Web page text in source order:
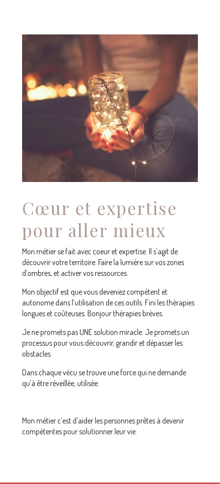
Cœur et expertise
pour aller mieux
Mon métier se fait avec coeur et expertise. Il s’agit de
découvrir votre territoire. Faire la lumière sur vos zones
d’ombres, et activer vos ressources.
Mon objectif est que vous deveniez compétent et
autonome dans l’utilisation de ces outils. Fini les thérapies
longues et coûteuses. Bonjour thérapies brèves.
Je ne promets pas UNE solution miracle. Je promets un
processus pour vous découvrir, grandir et dépasser les
obstacles.
Dans chaque vécu se trouve une force qui ne demande
qu’à être réveillée, utilisée.
Mon métier c’est d’aider les personnes prêtes à devenir
compétentes pour solutionner leur vie.